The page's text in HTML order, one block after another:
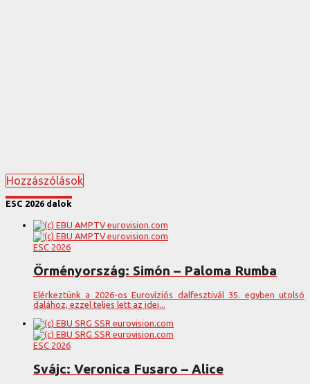
Hozzászólások
ESC 2026 dalok
ESC 2026
Örményország: Simón – Paloma Rumba
Elérkeztünk a 2026-os Eurovíziós dalfesztivál 35. egyben utolsó
dalához, ezzel teljes lett az idei...
ESC 2026
Svájc: Veronica Fusaro – Alice